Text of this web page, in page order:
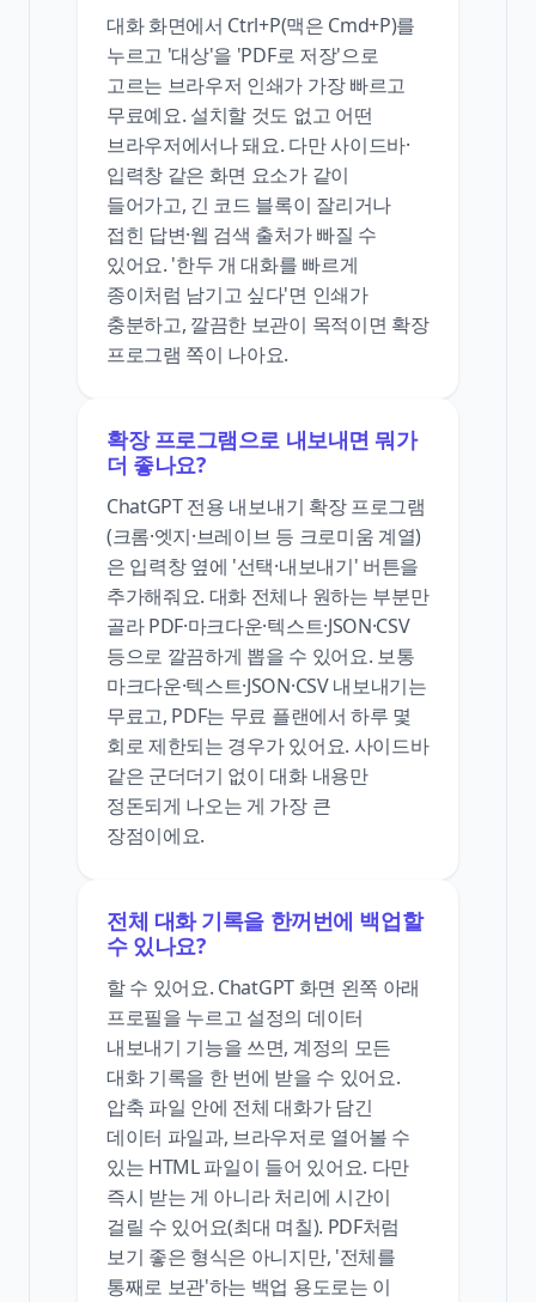
대화 화면에서 Ctrl+P(맥은 Cmd+P)를
누르고 '대상'을 'PDF로 저장'으로
고르는 브라우저 인쇄가 가장 빠르고
무료예요. 설치할 것도 없고 어떤
브라우저에서나 돼요. 다만 사이드바·
입력창 같은 화면 요소가 같이
들어가고, 긴 코드 블록이 잘리거나
접힌 답변·웹 검색 출처가 빠질 수
있어요. '한두 개 대화를 빠르게
종이처럼 남기고 싶다'면 인쇄가
충분하고, 깔끔한 보관이 목적이면 확장
프로그램 쪽이 나아요.
확장 프로그램으로 내보내면 뭐가
더 좋나요?
ChatGPT 전용 내보내기 확장 프로그램
(크롬·엣지·브레이브 등 크로미움 계열)
은 입력창 옆에 '선택·내보내기' 버튼을
추가해줘요. 대화 전체나 원하는 부분만
골라 PDF·마크다운·텍스트·JSON·CSV
등으로 깔끔하게 뽑을 수 있어요. 보통
마크다운·텍스트·JSON·CSV 내보내기는
무료고, PDF는 무료 플랜에서 하루 몇
회로 제한되는 경우가 있어요. 사이드바
같은 군더더기 없이 대화 내용만
정돈되게 나오는 게 가장 큰
장점이에요.
전체 대화 기록을 한꺼번에 백업할
수 있나요?
할 수 있어요. ChatGPT 화면 왼쪽 아래
프로필을 누르고 설정의 데이터
내보내기 기능을 쓰면, 계정의 모든
대화 기록을 한 번에 받을 수 있어요.
압축 파일 안에 전체 대화가 담긴
데이터 파일과, 브라우저로 열어볼 수
있는 HTML 파일이 들어 있어요. 다만
즉시 받는 게 아니라 처리에 시간이
걸릴 수 있어요(최대 며칠). PDF처럼
보기 좋은 형식은 아니지만, '전체를
통째로 보관'하는 백업 용도로는 이